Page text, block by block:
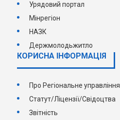
Урядовий портал
Мінрегіон
НАЗК
Держмолодьжитло
КОРИСНА ІНФОРМАЦІЯ
Про Регіональне управління
Статут/Ліцензії/Свідоцтва
Звітність